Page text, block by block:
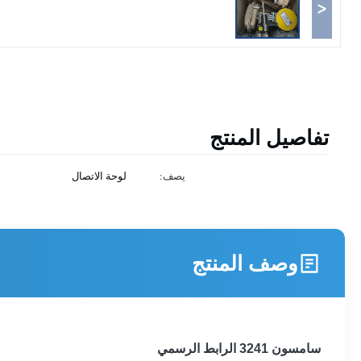
<
تفاصيل المنتج
يصف: لوحة الاتصال
وصف المنتج
سامسون 3241 الرابط الرسمي